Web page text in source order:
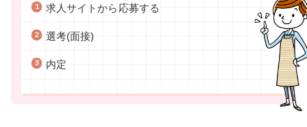
求人サイトから応募する
選考(面接)
内定